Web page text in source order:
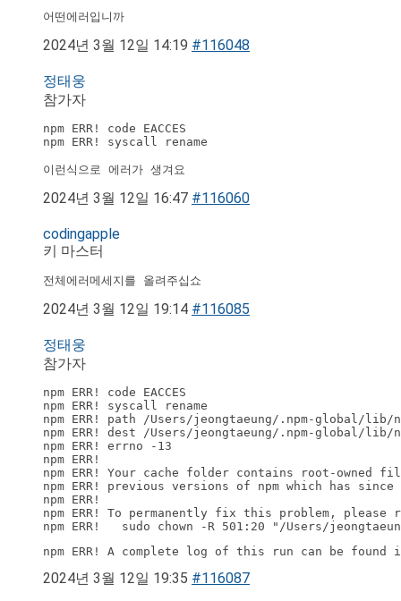
어떤에러입니까
2024년 3월 12일 14:19 #116048
정태웅
참가자
npm ERR! code EACCES
npm ERR! syscall rename
이런식으로 에러가 생겨요
2024년 3월 12일 16:47 #116060
codingapple
키 마스터
전체에러메세지를 올려주십쇼
2024년 3월 12일 19:14 #116085
정태웅
참가자
npm ERR! code EACCES
npm ERR! syscall rename
npm ERR! path /Users/jeongtaeung/.npm-global/lib/
npm ERR! dest /Users/jeongtaeung/.npm-global/lib/
npm ERR! errno -13
npm ERR!
npm ERR! Your cache folder contains root-owned
npm ERR! previous versions of npm which has since
npm ERR!
npm ERR! To permanently fix this problem, please
npm ERR!   sudo chown -R 501:20 "/Users/
npm ERR! A complete log of this run can be found
2024년 3월 12일 19:35 #116087